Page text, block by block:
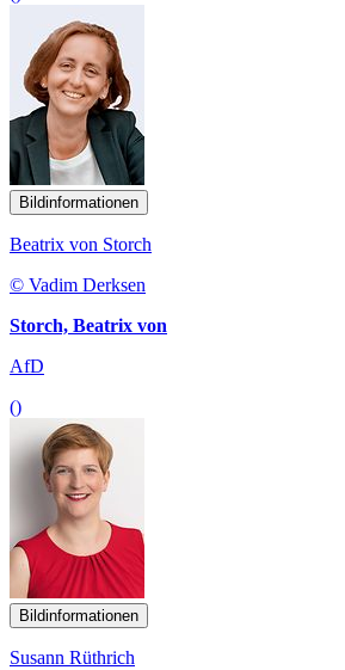
Bildinformationen
Beatrix von Storch
© Vadim Derksen
Storch, Beatrix von
AfD
()
Bildinformationen
Susann Rüthrich